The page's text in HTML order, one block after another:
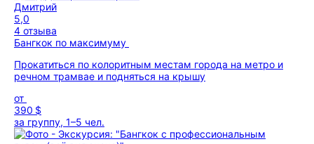
Дмитрий
5,0
4 отзыва
Бангкок по максимуму
Прокатиться по колоритным местам города на метро и
речном трамвае и подняться на крышу
от
390 $
за группу, 1–5 чел.